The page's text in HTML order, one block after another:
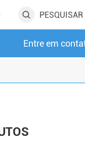
 PESQUISAR
Entre em